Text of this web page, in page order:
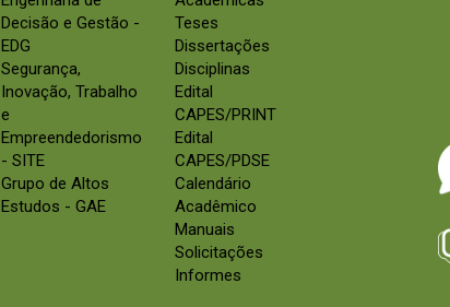
Decisão e Gestão -
EDG
Segurança,
Inovação, Trabalho
e
Empreendedorismo
- SITE
Grupo de Altos
Estudos - GAE
Teses
Dissertações
Disciplinas
Edital
CAPES/PRINT
Edital
CAPES/PDSE
Calendário
Acadêmico
Manuais
Solicitações
Informes